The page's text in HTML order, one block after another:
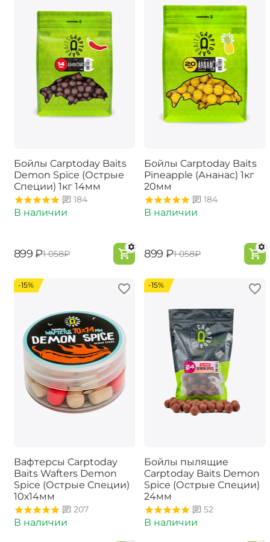
Бойлы Carptoday Baits
Demon Spice (Острые
Специи) 1кг 14мм
184
В наличии
‍899‍ ₽‍1 058‍₽
Бойлы Carptoday Baits
Pineapple (Ананас) 1кг
20мм
184
В наличии
‍899‍ ₽‍1 058‍₽
-15%
Вафтерсы Carptoday
Baits Wafters Demon
Spice (Острые Специи)
10х14мм
207
В наличии
-15%
Бойлы пылящие
Carptoday Baits Demon
Spice (Острые Специи)
24мм
52
В наличии